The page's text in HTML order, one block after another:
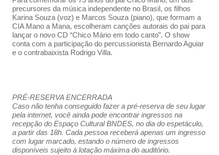
precursores da música independente no Brasil, os filhos
Karina Souza (voz) e Marcos Souza (piano), que formam a
CIA Mano a Mana, escolheram canções autorais do pai para
lançar o novo CD “Chico Mário em todo canto”. O show
conta com a participação do percussionista Bernardo Aguiar
e o contrabaixista Rodrigo Villa.
PRÉ-RESERVA ENCERRADA
Caso não tenha conseguido fazer a pré-reserva de seu lugar
pela internet, você ainda pode encontrar ingressos na
recepção do Espaço Cultural BNDES, no dia do espetáculo,
a partir das 18h. Cada pessoa receberá apenas um ingresso
com lugar marcado, estando o número de ingressos
disponíveis sujeito à lotação máxima do auditório.